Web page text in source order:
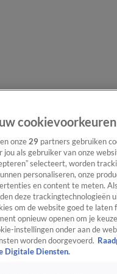
Afleveringen
cookievoorkeuren
onze 29 partners gebruiken
jou als gebruiker van onze
selecteert, worden
personaliseren, onze
en content te meten.
deze trackingtechnologieën
om de website goed te laten
opnieuw openen om je
instellingen onder aan de
worden doorgevoerd.
Digitale Diensten.